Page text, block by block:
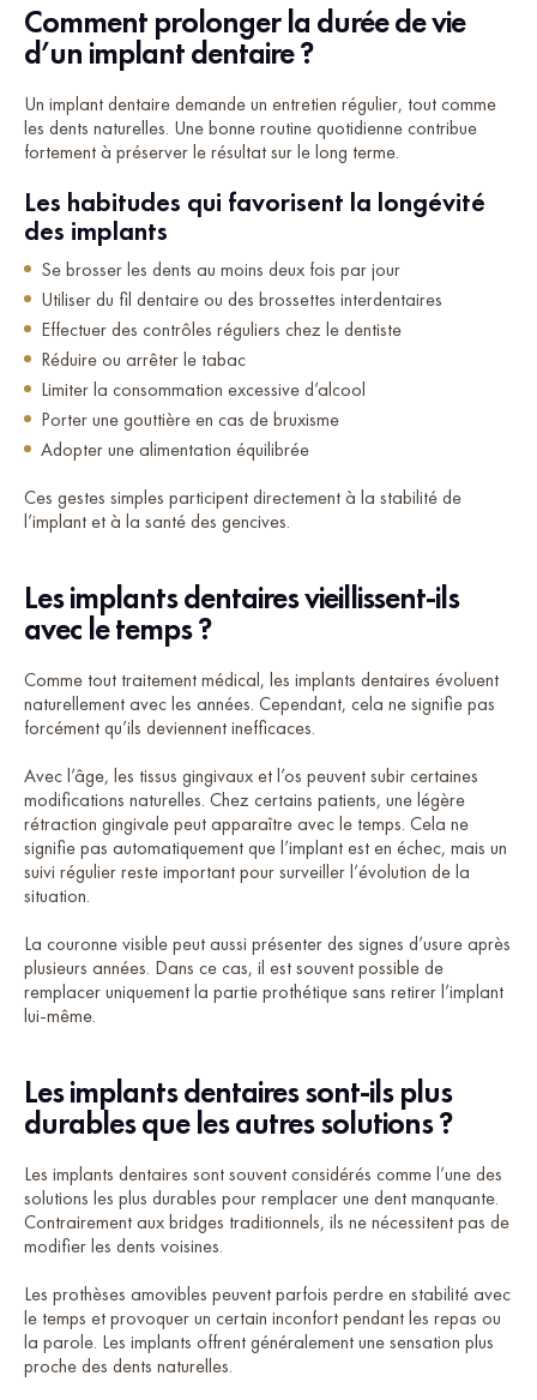
Comment prolonger la durée de vie
d’un implant dentaire ?
Un implant dentaire demande un entretien régulier, tout comme
les dents naturelles. Une bonne routine quotidienne contribue
fortement à préserver le résultat sur le long terme.
Les habitudes qui favorisent la longévité
des implants
Se brosser les dents au moins deux fois par jour
Utiliser du fil dentaire ou des brossettes interdentaires
Effectuer des contrôles réguliers chez le dentiste
Réduire ou arrêter le tabac
Limiter la consommation excessive d’alcool
Porter une gouttière en cas de bruxisme
Adopter une alimentation équilibrée
Ces gestes simples participent directement à la stabilité de
l’implant et à la santé des gencives.
Les implants dentaires vieillissent-ils
avec le temps ?
Comme tout traitement médical, les implants dentaires évoluent
naturellement avec les années. Cependant, cela ne signifie pas
forcément qu’ils deviennent inefficaces.
Avec l’âge, les tissus gingivaux et l’os peuvent subir certaines
modifications naturelles. Chez certains patients, une légère
rétraction gingivale peut apparaître avec le temps. Cela ne
signifie pas automatiquement que l’implant est en échec, mais un
suivi régulier reste important pour surveiller l’évolution de la
situation.
La couronne visible peut aussi présenter des signes d’usure après
plusieurs années. Dans ce cas, il est souvent possible de
remplacer uniquement la partie prothétique sans retirer l’implant
lui-même.
Les implants dentaires sont-ils plus
durables que les autres solutions ?
Les implants dentaires sont souvent considérés comme l’une des
solutions les plus durables pour remplacer une dent manquante.
Contrairement aux bridges traditionnels, ils ne nécessitent pas de
modifier les dents voisines.
Les prothèses amovibles peuvent parfois perdre en stabilité avec
le temps et provoquer un certain inconfort pendant les repas ou
la parole. Les implants offrent généralement une sensation plus
proche des dents naturelles.